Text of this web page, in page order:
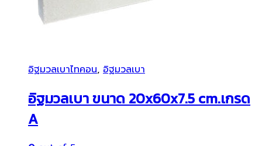
อิฐมวลเบาไทคอน, อิฐมวลเบา
อิฐมวลเบา ขนาด 20x60x7.5 cm.เกรด
A